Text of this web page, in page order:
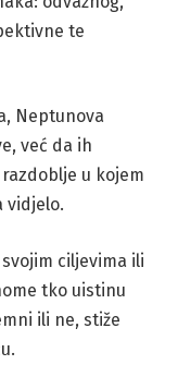
te
Neptunova
već da ih
u kojem
vidjelo.
ciljevima ili
tko uistinu
ili ne, stiže